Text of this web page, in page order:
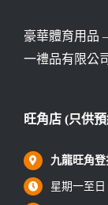
豪華體育用品
一禮品有限公
旺角店 (只供
九龍旺角登
星期一至日